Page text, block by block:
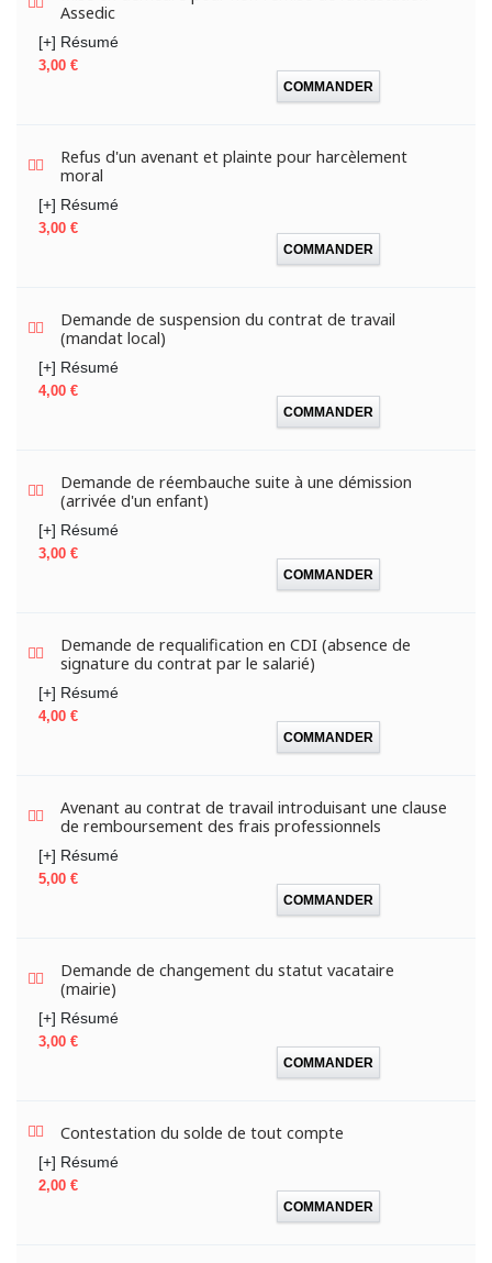
Assedic
[+] Résumé
Prix
3,00 €
COMMANDER
Refus d'un avenant et plainte pour harcèlement
moral
[+] Résumé
Prix
3,00 €
COMMANDER
Demande de suspension du contrat de travail
(mandat local)
[+] Résumé
Prix
4,00 €
COMMANDER
Demande de réembauche suite à une démission
(arrivée d'un enfant)
[+] Résumé
Prix
3,00 €
COMMANDER
Demande de requalification en CDI (absence de
signature du contrat par le salarié)
[+] Résumé
Prix
4,00 €
COMMANDER
Avenant au contrat de travail introduisant une clause
de remboursement des frais professionnels
[+] Résumé
Prix
5,00 €
COMMANDER
Demande de changement du statut vacataire
(mairie)
[+] Résumé
Prix
3,00 €
COMMANDER
Contestation du solde de tout compte
[+] Résumé
Prix
2,00 €
COMMANDER